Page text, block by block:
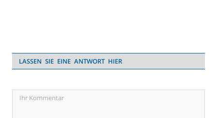
LASSEN SIE EINE ANTWORT HIER